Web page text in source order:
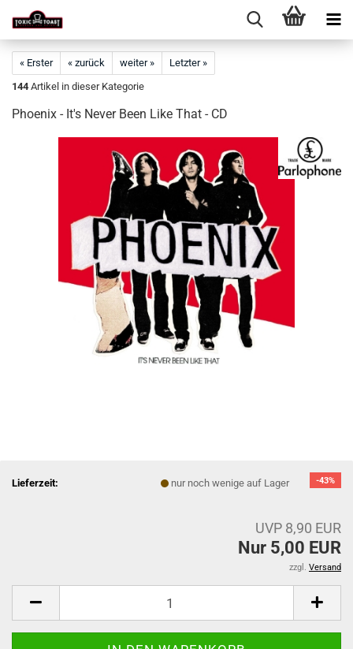
« Erster « zurück weiter »
Letzter »
144 Artikel in dieser Kategorie
Phoenix - It's Never Been Like That - CD
-43%
Lieferzeit: nur noch wenige auf Lager
UVP 8,90 EUR
Nur 5,00 EUR
zzgl. Versand